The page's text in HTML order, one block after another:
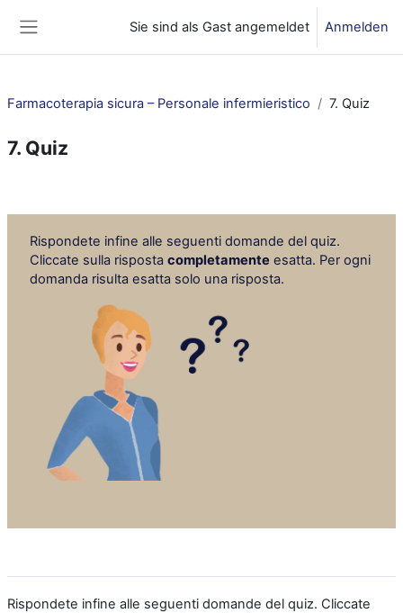
Sie sind als Gast angemeldet Anmelden
Farmacoterapia sicura – Personale infermieristico 7. Quiz
7. Quiz
Rispondete infine alle seguenti domande del quiz.
Cliccate sulla risposta completamente esatta. Per ogni
domanda risulta esatta solo una risposta.
Rispondete infine alle seguenti domande del quiz. Cliccate